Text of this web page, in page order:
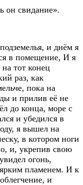
он свидание».
и днём я
в помещение, И я
тот конец
раз, как
пока на
и прилив её не
до конца, море с
и убедился в
я вышел на
в котором ноги
и, укрепив свою
огонь,
пламенем. И к
и